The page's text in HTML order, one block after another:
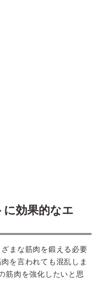
効果的なエ
まな筋肉を鍛える必要
を言われても混乱しま
筋肉を強化したいと思